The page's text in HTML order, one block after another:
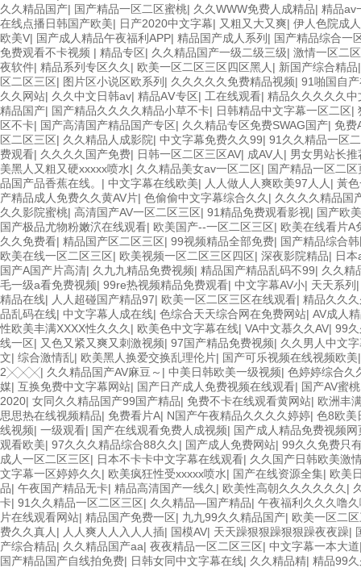
久久精品国产| 国产精品一区二区蜜桃| 久久WWW免费人成精品| 精品av
在线点播日韩国产欧美| 日产2020中文字幕| 又粗又大又爽| 伊人色院成
欧美V| 国产成人精品午夜福利APP| 精品国产成人系列 | 国产精品综合一
免费观看不卡视频 | 精品专区| 久久精品国产一级二级三级| 激情一区二
夜软件| 精品系列专区久久 | 欧美一区二区三区四区黑人 | 新国产综合精品
区二区三区| 图片区小说区欧系列 | 久久久久久免费精品视频| 91啪国自
久久网站| 久久中文日韩av| 精品AⅤ专区| 工在线观看| 精品久久久久久中
精品国产| 国产精品久久久久精品小草不卡| 日韩精品中文字幕一区二区|
区不卡| 国产高清国产精品国产专区| 久久精品专区免费SWAG国产| 免费
区二区三区| 久久精品人成影院| 中文字幕免费久久99| 91久久精品一区
费观看| 久久久久国产免费| 日韩一区二区三区AV| 成AV人 | 男女男站长
美黑人又粗又硬xxxxx喷水| 久久精品美女av一区二区| 国产精品一区二区
品国产品香蕉在线。 | 中文字幕在线欧美| 人人做人人爽欧美97人人 | 黃
产精品成人免费久久黄AV片| 色偷偷中文字幕综合久久 | 久久久久精品国
久久影院蜜桃| 高清国产AV一区二区三区| 91精品免费观看影视| 国产欧
国产极品尤物粉嫩泬在线观看| 欧美国产--一区二区三区| 欧美在线看片A
久久免费看| 精品国产区二区三区| 99视频精品全部免费| 国产精品综合
欧美在线一区二区三区| 欧美视频一区二区三区四区| 深夜影院精品| 日
国产A国产片高清| 久九九精品免费视频| 精品国产精品乱码不99| 久久精
毛一级a看免费视频| 99re热视频精品免费观看| 中文字幕AV小| 天天系列
精品在线| 人人超碰国产精品97| 欧美一区二区三区在线观看| 精品久久
品乱码在线| 中文字幕人成在线| 色综合天天综合网在免费网站| AV成人
性欧美丰满XXXX性久久久 | 欧美色中文字幕在线| VA中文慕久久AV| 99
线一区| 又色又紧又爽又刺激视频| 97国产精品免费视频| 久久男人中文
文| 综合激情乱| 欧美黑人换爱交换乱理伦片| 国产可乐视频在线视频欧美
2╳╳╳| 久久精品国产AV麻豆～ | 中美日韩欧美一级视频| 色婷婷综合久
媒| 互换免费中文字幕网站| 国产日产成人免费视频在线观看| 国产AV蜜桃
2020| 女同久久精品国产99国产精品| 免费不卡在线观看黄网站| 欧洲丰
思思热在线视频精品| 免费看片A| N国产午夜精品久久久久婷婷| 色8欧美
线视频| 一级观看| 国产在线观看免费人成视频| 国产成人精品免费视频
观看欧美| 97久久久精品综合88久久 | 国产成人免费网站| 99久久免费只
成人一区二区三区| 日本不卡卡中文字幕在线观看| 久久国产日韩欧美激
文字幕一区婷婷久久 | 欧美疯狂性受xxxxx喷水| 国产在线资源全集| 欧美
品| 午夜国产精品无卡| 精品高清国产一线久 | 欧美性高朝久久久久久久 |
卡| 91久久精品一区二区三区| 久久精品—国产精品| 午夜福利久久久噜
片在线观看网站| 精品国产免费一区| 九九99久久精品国产| 欧美一区二
费久久真人 | 人人爽人人入人人插| 国模AV| 天天躁狠狠躁狠狠躁夜夜躁|
产综合精品| 久久精品国产aa| 夜夜精品一区二区三区| 中文字幕一本大道
国产精品国产自线拍免费| 日韩女同中文字幕在线| 久久精品精| 精品99